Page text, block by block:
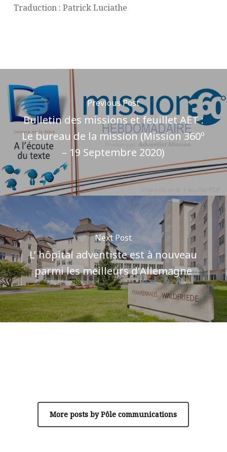
Traduction : Patrick Luciathe
Previous Post
Bulletin des missions et feuillet AET :
Le bureau de la mission (Mission 360º
– 19 Septembre 2020)
Next Post
L’ hôpital adventiste est à nouveau
parmi les meilleurs d'Allemagne
More posts by Pôle communications